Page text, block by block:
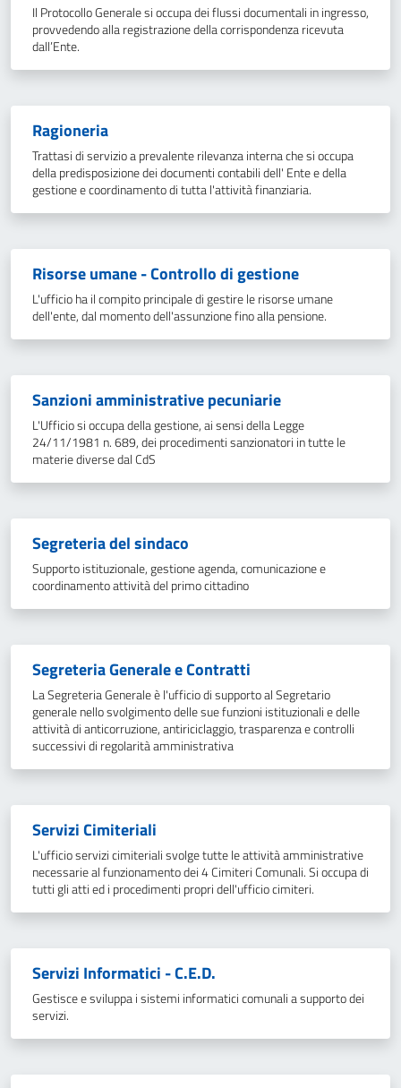
Il Protocollo Generale si occupa dei flussi documentali in ingresso,
provvedendo alla registrazione della corrispondenza ricevuta
dall’Ente.
Ragioneria
Trattasi di servizio a prevalente rilevanza interna che si occupa
della predisposizione dei documenti contabili dell' Ente e della
gestione e coordinamento di tutta l'attività finanziaria.
Risorse umane - Controllo di gestione
L'ufficio ha il compito principale di gestire le risorse umane
dell'ente, dal momento dell'assunzione fino alla pensione.
Sanzioni amministrative pecuniarie
L'Ufficio si occupa della gestione, ai sensi della Legge
24/11/1981 n. 689, dei procedimenti sanzionatori in tutte le
materie diverse dal CdS
Segreteria del sindaco
Supporto istituzionale, gestione agenda, comunicazione e
coordinamento attività del primo cittadino
Segreteria Generale e Contratti
La Segreteria Generale è l'ufficio di supporto al Segretario
generale nello svolgimento delle sue funzioni istituzionali e delle
attività di anticorruzione, antiriciclaggio, trasparenza e controlli
successivi di regolarità amministrativa
Servizi Cimiteriali
L'ufficio servizi cimiteriali svolge tutte le attività amministrative
necessarie al funzionamento dei 4 Cimiteri Comunali. Si occupa di
tutti gli atti ed i procedimenti propri dell'ufficio cimiteri.
Servizi Informatici - C.E.D.
Gestisce e sviluppa i sistemi informatici comunali a supporto dei
servizi.